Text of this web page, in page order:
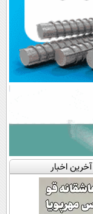
آخرین اخبار